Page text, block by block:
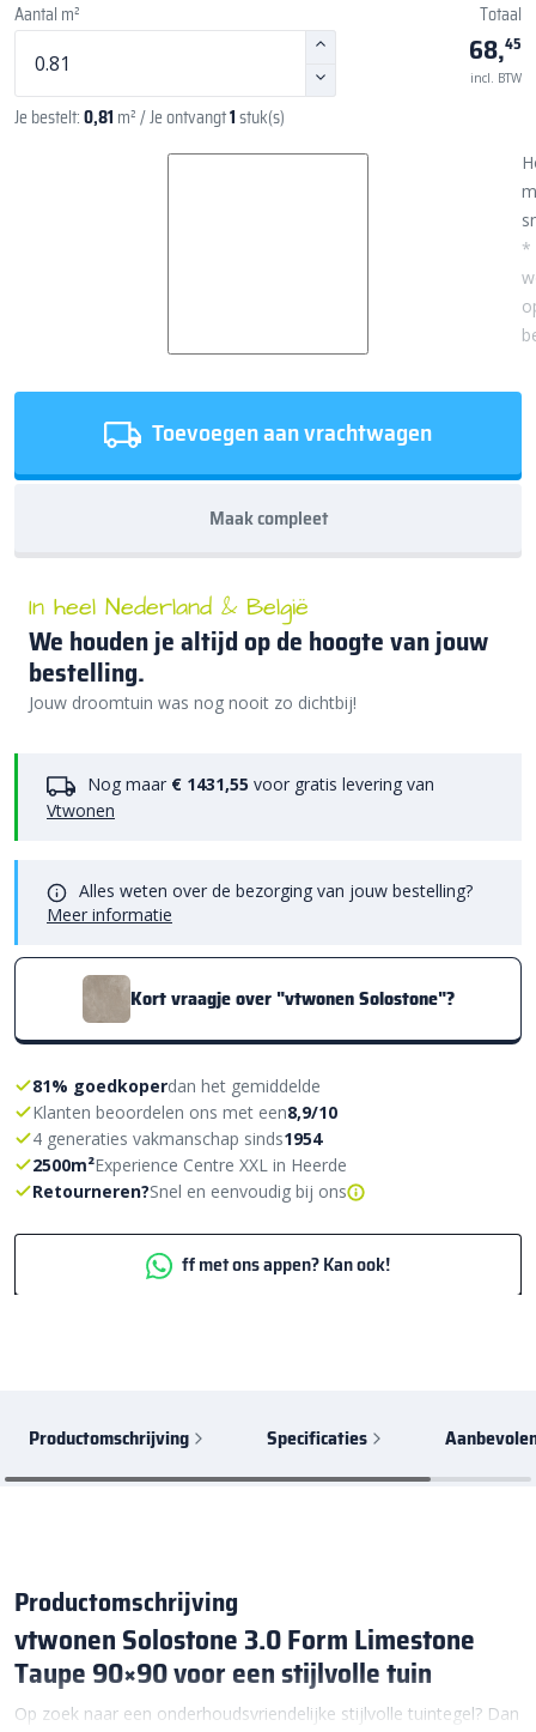
Aantal m²
Je bestelt:0,81 m²/ Je ontvangt1stuk(s)
Totaal
68,45
incl. BTW
*
Toevoegen aan vrachtwagen
Maak compleet
In heel Nederland & België
We houden je altijd op de hoogte van jouw
bestelling.
Jouw droomtuin was nog nooit zo dichtbij!
Nog maar € 1431,55 voor gratis levering van
Vtwonen
Alles weten over de bezorging van jouw bestelling?
Meer informatie
Kort vraagje over "vtwonen Solostone"?
81% goedkoperdan het gemiddelde
Klanten beoordelen ons met een8,9/10
4 generaties vakmanschap sinds1954
2500m²Experience Centre XXL in Heerde
Retourneren?Snel en eenvoudig bij ons
ff met ons appen? Kan ook!
Productomschrijving Specificaties
Productomschrijving
vtwonen Solostone 3.0 Form Limestone
Taupe 90×90 voor een stijlvolle tuin
Op zoek naar een onderhoudsvriendelijke stijlvolle tuintegel? Dan